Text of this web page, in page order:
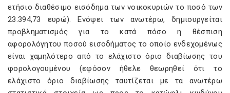
ετήσιο διαθέσιμο εισόδημα των νοικοκυριών το ποσό των
23.394,73 ευρώ). Ενόψει των ανωτέρω, δημιουργείται
προβληματισμός για το κατά πόσο η θέσπιση
αφορολόγητου ποσού εισοδήματος το οποίο ενδεχομένως
είναι χαμηλότερο από το ελάχιστο όριο διαβίωσης του
φορολογουμένου (εφόσον ήθελε θεωρηθεί ότι το
ελάχιστο όριο διαβίωσης ταυτίζεται με τα ανωτέρω